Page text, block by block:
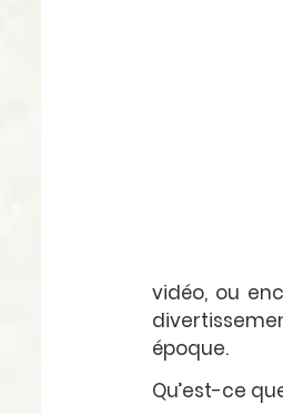
vidéo, ou
époque.
Qu’est-ce